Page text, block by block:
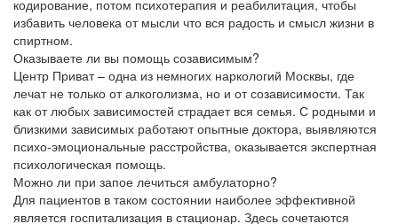
кодирование, потом психотерапия и реабилитация, чтобы
избавить человека от мысли что вся радость и смысл жизни в
спиртном.
Оказываете ли вы помощь созависимым?
Центр Приват – одна из немногих наркологий Москвы, где
лечат не только от алкоголизма, но и от созависимости. Так
как от любых зависимостей страдает вся семья. С родными и
близкими зависимых работают опытные доктора, выявляются
психо-эмоциональные расстройства, оказывается экспертная
психологическая помощь.
Можно ли при запое лечиться амбулаторно?
Для пациентов в таком состоянии наиболее эффективной
является госпитализация в стационар. Здесь сочетаются